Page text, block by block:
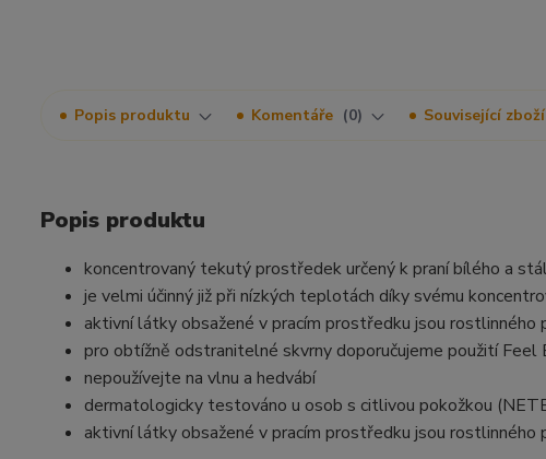
Popis produktu Komentáře 0 Související zboží
Popis produktu
koncentrovaný tekutý prostředek určený k praní bílého a
je velmi účinný již při nízkých teplotách díky svému
aktivní látky obsažené v pracím prostředku jsou
pro obtížně odstranitelné skvrny doporučujeme použití Feel
nepoužívejte na vlnu a hedvábí
dermatologicky testováno u osob s citlivou pokožkou
aktivní látky obsažené v pracím prostředku jsou